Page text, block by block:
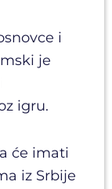
i
je
igru.
će imati
iz Srbije